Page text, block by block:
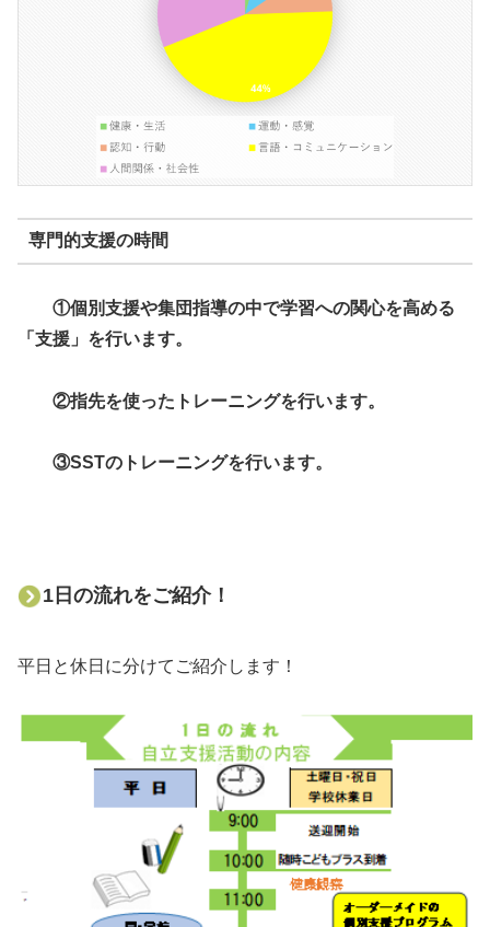
専門的支援の時間
①個別支援や集団指導の中で学習への関心を高める
「支援」を行います。
②指先を使ったトレーニングを行います。
③SSTのトレーニングを行います。
1日の流れをご紹介！
平日と休日に分けてご紹介します！